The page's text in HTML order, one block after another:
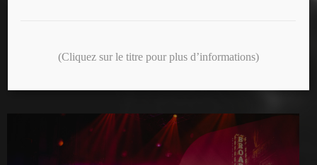
(Cliquez sur le titre pour plus d’informations)